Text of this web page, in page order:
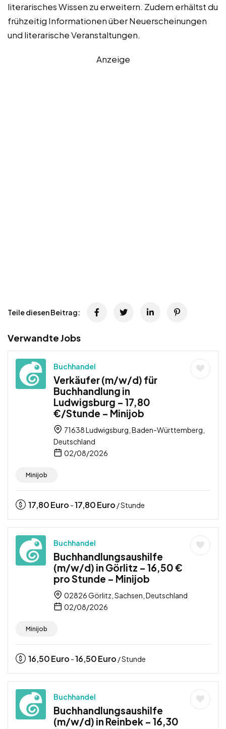
literarisches Wissen zu erweitern. Zudem erhältst du
frühzeitig Informationen über Neuerscheinungen
und literarische Veranstaltungen.
Anzeige
Teile diesen Beitrag:
Verwandte Jobs
Buchhandel
Verkäufer (m/w/d) für
Buchhandlung in
Ludwigsburg – 17,80
€/Stunde – Minijob
71638 Ludwigsburg, Baden-Württemberg,
Deutschland
02/08/2026
Minijob
17,80Euro -17,80Euro / Stunde
Buchhandel
Buchhandlungsaushilfe
(m/w/d) in Görlitz – 16,50 €
pro Stunde – Minijob
02826 Görlitz, Sachsen, Deutschland
02/08/2026
Minijob
16,50Euro -16,50Euro / Stunde
Buchhandel
Buchhandlungsaushilfe
(m/w/d) in Reinbek – 16,30